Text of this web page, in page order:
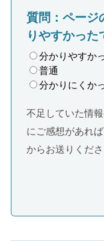
質問：ページ
りやすかった
分かりやすか
普通
分かりにくか
不足していた情
にご感想があれ
からお送りくださ